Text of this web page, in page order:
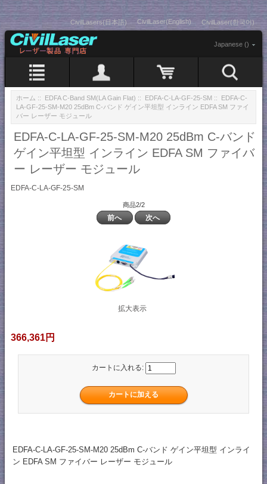
CivilLasers(日本語) CivilLaser(English) CivilLaser(한국어)
Japanese ()
ホーム :: EDFA C-Band SM(LA Gain Flat) :: EDFA-C-LA-GF-25-SM :: EDFA-C-
LA-GF-25-SM-M20 25dBm C-バンド ゲイン平坦型 インライン EDFA SM ファイ
バー レーザー モジュール
EDFA-C-LA-GF-25-SM-M20 25dBm C-バンド
ゲイン平坦型 インライン EDFA SM ファイバ
ー レーザー モジュール
EDFA-C-LA-GF-25-SM
商品2/2
前へ 次へ
拡大表示
366,361円
カートに入れる:
EDFA-C-LA-GF-25-SM-M20 25dBm C-バンド ゲイン平坦型 インライ
ン EDFA SM ファイバー レーザー モジュール